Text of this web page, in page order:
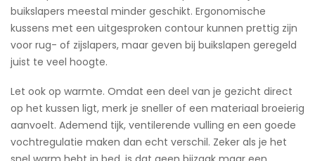
buikslapers meestal minder geschikt. Ergonomische
kussens met een uitgesproken contour kunnen prettig zijn
voor rug- of zijslapers, maar geven bij buikslapen geregeld
juist te veel hoogte.
Let ook op warmte. Omdat een deel van je gezicht direct
op het kussen ligt, merk je sneller of een materiaal broeierig
aanvoelt. Ademend tijk, ventilerende vulling en een goede
vochtregulatie maken dan echt verschil. Zeker als je het